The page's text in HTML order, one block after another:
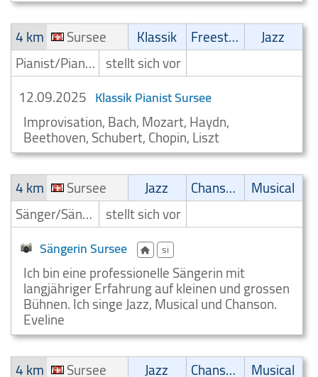
4 km
Sursee Klassik Freestyle
Jazz
Pianist/Pianospieler stellt sich vor
12.09.2025 Klassik Pianist Sursee
Improvisation, Bach, Mozart, Haydn,
Beethoven, Schubert, Chopin, Liszt
4 km
Sursee Jazz Chanson
Musical
Sänger/Sängerin stellt sich vor
Sängerin Sursee si
Ich bin eine professionelle Sängerin mit
langjähriger Erfahrung auf kleinen und grossen
Bühnen. Ich singe Jazz, Musical und Chanson.
Eveline
4 km
Sursee Jazz Chanson
Musical